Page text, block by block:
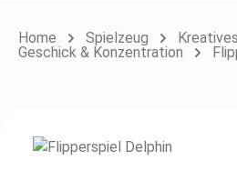
Home Spielzeug
Geschick & Konzentration